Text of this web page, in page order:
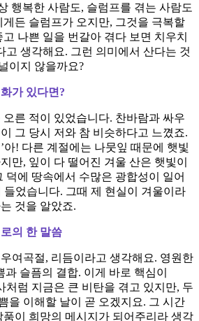
행복한 사람도, 슬럼프를 겪는 사람도
든 슬럼프가 오지만, 그것을 극복할
나쁜 일을 번갈아 겪다 보면 치우치
고 생각해요. 그런 의미에서 산다는 것
이지 않을까요?
가 있다면?
른 적이 있었습니다. 찬바람과 싸우
그 당시 저와 참 비슷하다고 느꼈죠.
아! 다른 계절에는 나뭇잎 때문에 햇빛
만, 잎이 다 떨어진 겨울 산은 햇빛이
덕에 땅속에서 수많은 광합성이 일어
들었습니다. 그때 제 현실이 겨울이라
것을 알았죠.
의 한 말씀
여곡절, 리듬이라고 생각해요. 영원한
과 슬픔의 결합. 이게 바로 핵심이
처럼 지금은 큰 비탄을 겪고 있지만, 두
을 이해할 날이 곧 오겠지요. 그 시간
이 희망의 메시지가 되어주리라 생각